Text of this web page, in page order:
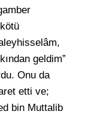
geldim”
Onu da
etti ve;
bin Muttalib